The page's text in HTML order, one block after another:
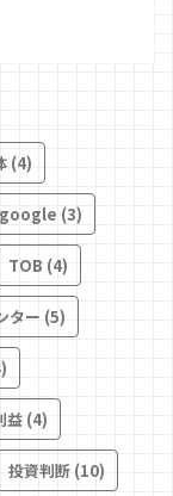
(4)
google (3)
TOB (4)
ター (5)
益 (4)
投資判断 (10)